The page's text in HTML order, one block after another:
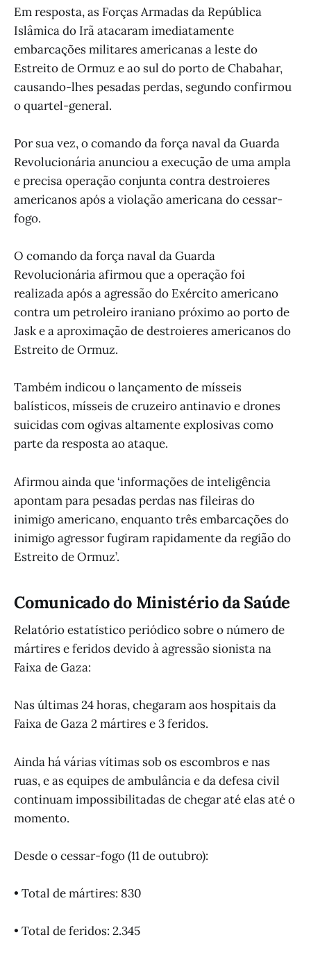
Em resposta, as Forças Armadas da República
Islâmica do Irã atacaram imediatamente
embarcações militares americanas a leste do
Estreito de Ormuz e ao sul do porto de Chabahar,
causando-lhes pesadas perdas, segundo confirmou
o quartel-general.
Por sua vez, o comando da força naval da Guarda
Revolucionária anunciou a execução de uma ampla
e precisa operação conjunta contra destroieres
americanos após a violação americana do cessar-
fogo.
O comando da força naval da Guarda
Revolucionária afirmou que a operação foi
realizada após a agressão do Exército americano
contra um petroleiro iraniano próximo ao porto de
Jask e a aproximação de destroieres americanos do
Estreito de Ormuz.
Também indicou o lançamento de mísseis
balísticos, mísseis de cruzeiro antinavio e drones
suicidas com ogivas altamente explosivas como
parte da resposta ao ataque.
Afirmou ainda que ‘informações de inteligência
apontam para pesadas perdas nas fileiras do
inimigo americano, enquanto três embarcações do
inimigo agressor fugiram rapidamente da região do
Estreito de Ormuz’.
Comunicado do Ministério da Saúde
Relatório estatístico periódico sobre o número de
mártires e feridos devido à agressão sionista na
Faixa de Gaza:
Nas últimas 24 horas, chegaram aos hospitais da
Faixa de Gaza 2 mártires e 3 feridos.
Ainda há várias vítimas sob os escombros e nas
ruas, e as equipes de ambulância e da defesa civil
continuam impossibilitadas de chegar até elas até o
momento.
Desde o cessar-fogo (11 de outubro):
• Total de mártires: 830
• Total de feridos: 2.345